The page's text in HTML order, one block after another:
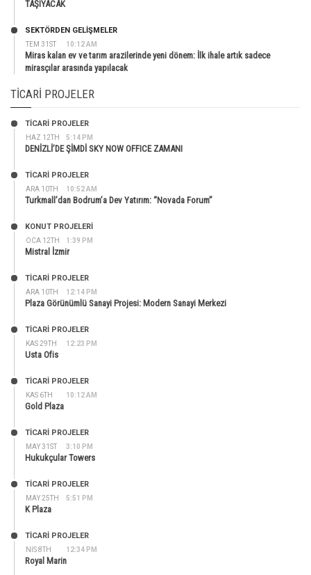
TAŞIYACAK
TEM 31ST 10:12 AM
SEKTÖRDEN GELIŞMELER
Miras kalan ev ve tarım arazilerinde yeni dönem: İlk ihale artık sadece
mirasçılar arasında yapılacak
TICARI PROJELER
HAZ 12TH 5:14 PM
TİCARİ PROJELER
DENİZLİ’DE ŞİMDİ SKY NOW OFFICE ZAMANI
ARA 10TH 10:52 AM
TİCARİ PROJELER
Turkmall’dan Bodrum’a Dev Yatırım: “Novada Forum”
OCA 12TH 1:39 PM
KONUT PROJELERI
Mistral İzmir
ARA 10TH 12:14 PM
TİCARİ PROJELER
Plaza Görünümlü Sanayi Projesi: Modern Sanayi Merkezi
KAS 29TH 12:23 PM
TİCARİ PROJELER
Usta Ofis
KAS 6TH 10:12 AM
TİCARİ PROJELER
Gold Plaza
MAY 31ST 3:10 PM
TİCARİ PROJELER
Hukukçular Towers
MAY 25TH 5:51 PM
TİCARİ PROJELER
K Plaza
NIS 8TH 12:34 PM
TİCARİ PROJELER
Royal Marin